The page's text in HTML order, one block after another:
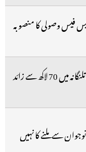
فیس وصولی کا منصوبہ
ووٹر لسٹ کا سب سے بڑا خطرہ ،تلنگانہ میں 70 لاکھ سے زائد
سے ملنے کا نہیں